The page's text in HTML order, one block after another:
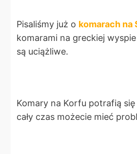
Pisaliśmy już o komarach na
komarami na greckiej
są uciążliwe.
Komary na Korfu potrafią
cały czas możecie mieć